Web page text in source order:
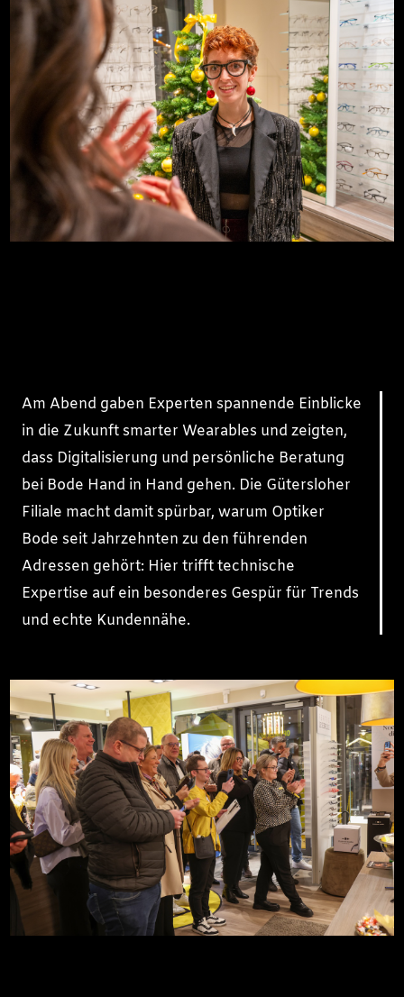
Am Abend gaben Experten spannende Einblicke
in die Zukunft smarter Wearables und zeigten,
dass Digitalisierung und persönliche Beratung
bei Bode Hand in Hand gehen. Die Gütersloher
Filiale macht damit spürbar, warum Optiker
Bode seit Jahrzehnten zu den führenden
Adressen gehört: Hier trifft technische
Expertise auf ein besonderes Gespür für Trends
und echte Kundennähe.